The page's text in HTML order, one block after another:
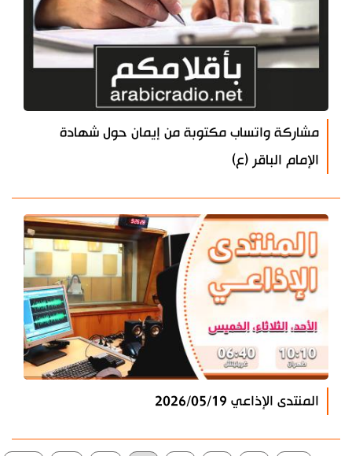
مشاركة واتساب مكتوبة من إيمان حول شهادة
الإمام الباقر (ع)
المنتدى الإذاعي 2026/05/19